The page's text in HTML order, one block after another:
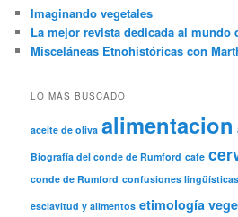
Imaginando vegetales
La mejor revista dedicada al mundo
Misceláneas Etnohistóricas con
LO MÁS BUSCADO
aceite de oliva alimentacion
Biografía del conde de Rumford cafe
conde de Rumford confusiones lingüísticas
esclavitud y alimentos etimología